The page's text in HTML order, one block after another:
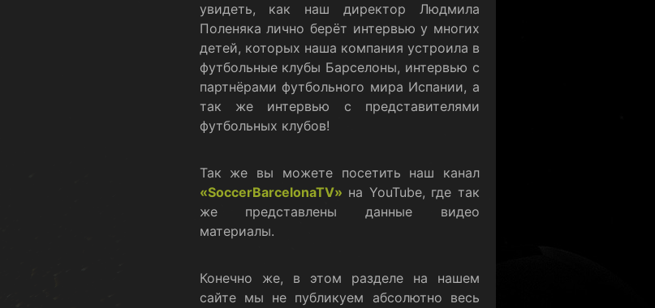
увидеть, как наш директор Людмила
Поленяка лично берёт интервью у многих
детей, которых наша компания устроила в
футбольные клубы Барселоны, интервью с
партнёрами футбольного мира Испании, а
так же интервью с представителями
футбольных клубов!
Так же вы можете посетить наш канал
«SoccerBarcelonaTV» на YouTube, где так
же представлены данные видео
материалы.
Конечно же, в этом разделе на нашем
сайте мы не публикуем абсолютно весь